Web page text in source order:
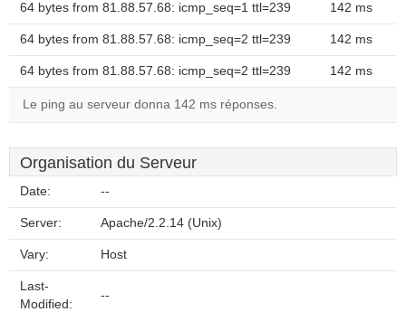
64 bytes from 81.88.57.68: icmp_seq=1 ttl=239 142 ms
64 bytes from 81.88.57.68: icmp_seq=2 ttl=239 142 ms
64 bytes from 81.88.57.68: icmp_seq=2 ttl=239 142 ms
Le ping au serveur donna 142 ms réponses.
Organisation du Serveur
Date: --
Server: Apache/2.2.14 (Unix)
Vary: Host
Last-
Modified:
--